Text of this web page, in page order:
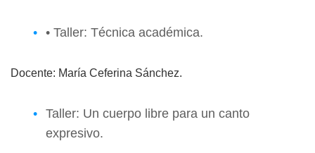
• Taller: Técnica académica.
Docente: María Ceferina Sánchez.
Taller: Un cuerpo libre para un canto
expresivo.